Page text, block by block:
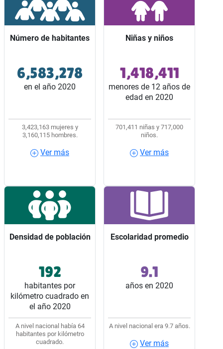
Número de habitantes
6,583,278
en el año 2020
3,423,163 mujeres y
3,160,115 hombres.
Ver más
Número de habitantes
Ocupó el lugar 5 entre
los 32 estados del país.
Ver más
Niñas y niños
1,418,411
menores de 12 años de
edad en 2020
701,411 niñas y 717,000
niños.
Ver más
Niñas y niños
Representaron 2 de
cada 10 habitantes del
estado.
Ver más
Densidad de población
192
habitantes por
kilómetro cuadrado en
el año 2020
A nivel nacional había 64
habitantes por kilómetro
cuadrado.
Densidad de población
Ocupó el lugar 8 entre
los 32 estados del país.
Escolaridad promedio
9.1
años en 2020
A nivel nacional era 9.7 años.
Ver más
Escolaridad promedio
Ocupó el lugar 26 entre
los 32 estados del país.